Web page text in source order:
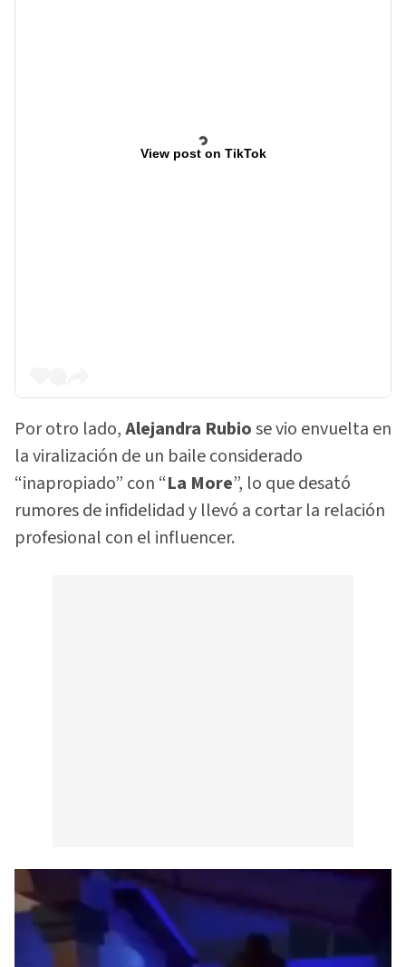
View post on TikTok
Por otro lado,Alejandra Rubiose vio envuelta en
la viralización de un baile considerado
“inapropiado” con “La More”, lo que desató
rumores de infidelidad y llevó a cortar la relación
profesional con el influencer.